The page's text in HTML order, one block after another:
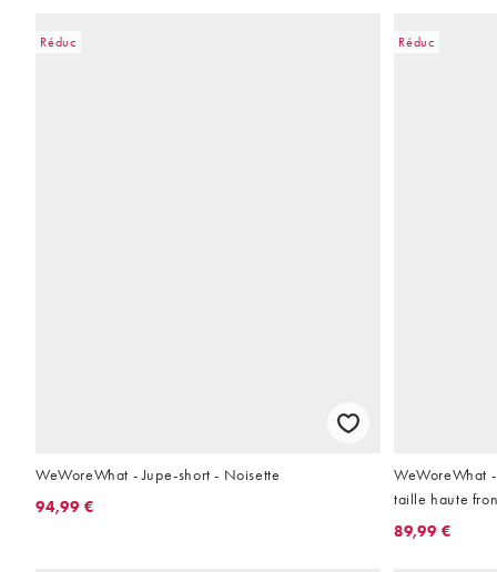
Réduc
WeWoreWhat - Jupe-short - Noisette
94,99 €
Réduc
WeWoreWhat
taille haute
89,99 €